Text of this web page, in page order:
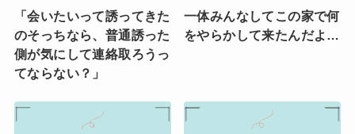
「会いたいって誘ってきた
のそっちなら、普通誘った
側が気にして連絡取ろうっ
てならない？」
一体みんなしてこの家で何
をやらかして来たんだよ…